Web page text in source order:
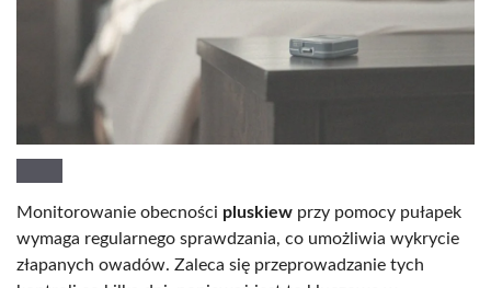
Monitorowanie obecności pluskiew przy pomocy pułapek
wymaga regularnego sprawdzania, co umożliwia wykrycie
złapanych owadów. Zaleca się przeprowadzanie tych